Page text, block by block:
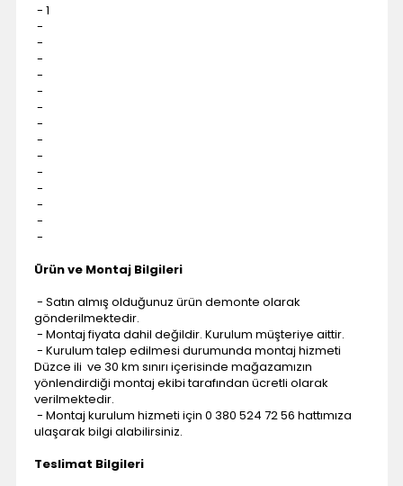
- 1
-
-
-
-
-
-
-
-
-
-
-
-
-
-
Ürün ve Montaj Bilgileri
- Satın almış olduğunuz ürün demonte olarak
gönderilmektedir.
- Montaj fiyata dahil değildir. Kurulum müşteriye aittir.
- Kurulum talep edilmesi durumunda montaj hizmeti
Düzce ili ve 30 km sınırı içerisinde mağazamızın
yönlendirdiği montaj ekibi tarafından ücretli olarak
verilmektedir.
- Montaj kurulum hizmeti için 0 380 524 72 56 hattımıza
ulaşarak bilgi alabilirsiniz.
Teslimat Bilgileri